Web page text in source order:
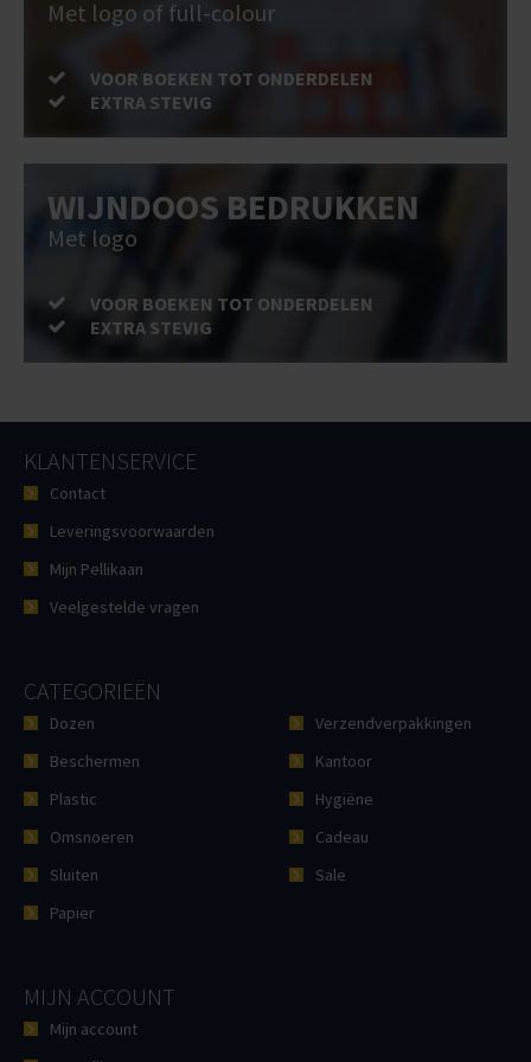
Met logo of full-colour
VOOR BOEKEN TOT ONDERDELEN
EXTRA STEVIG
WIJNDOOS BEDRUKKEN
Met logo
VOOR BOEKEN TOT ONDERDELEN
EXTRA STEVIG
KLANTENSERVICE
Contact
Leveringsvoorwaarden
Mijn Pellikaan
Veelgestelde vragen
CATEGORIEËN
Dozen
Beschermen
Plastic
Omsnoeren
Sluiten
Papier
Verzendverpakkingen
Kantoor
Hygiëne
Cadeau
Sale
MIJN ACCOUNT
Mijn account